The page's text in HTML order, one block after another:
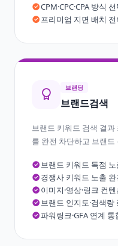
CPM·CPC·CPA 방식
프리미엄 지면 배치
브랜딩
브랜드검색
브랜드 키워드 검색 결
를 완전 차단하고 브랜드
브랜드 키워드 독점 노
경쟁사 키워드 노출
이미지·영상·링크 컨
브랜드 인지도·검색량
파워링크·GFA 연계 통